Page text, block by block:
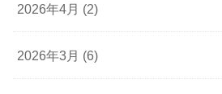
2026年4月 (2)
2026年3月 (6)